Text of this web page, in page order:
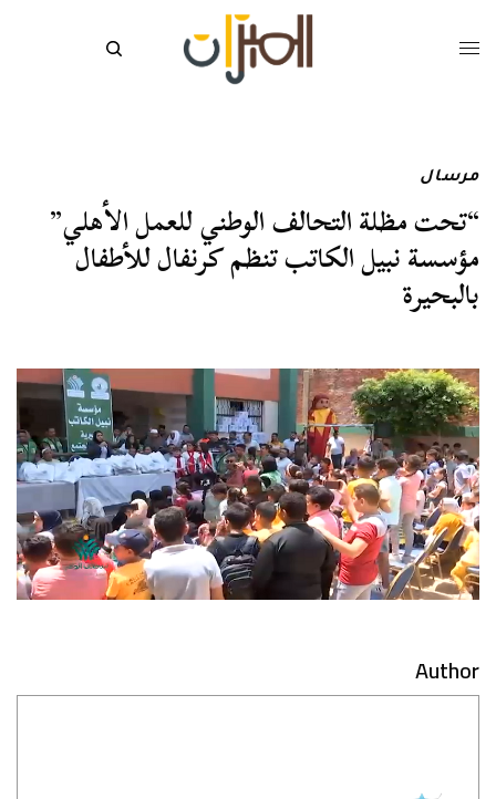
مرسال
“تحت مظلة التحالف الوطني للعمل الأهلي”
مؤسسة نبيل الكاتب تنظم كرنفال للأطفال
بالبحيرة
Author